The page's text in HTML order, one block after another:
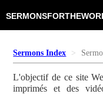
Sermons Index
L'objectif de ce site
imprimés et des